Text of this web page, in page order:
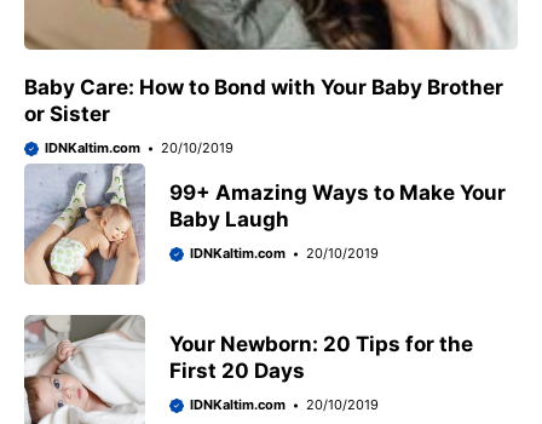
Baby Care: How to Bond with Your Baby Brother
or Sister
IDNKaltim.com 20/10/2019
99+ Amazing Ways to Make Your
Baby Laugh
IDNKaltim.com 20/10/2019
Your Newborn: 20 Tips for the
First 20 Days
IDNKaltim.com 20/10/2019